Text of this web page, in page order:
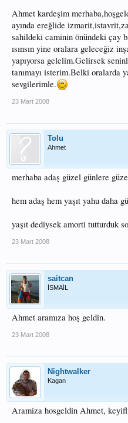
Ahmet kardeşim
ayında ereğlide
sahildeki caminin önündeki çay
ısınsın yine oralara geleceğiz
yapıyorsa gelelim.Gelirsek
tanımayı isterim.Belki oralarda
sevgilerimle.
23 Mart 2008
Tolu
Ahmet
merhaba adaş güzel günlere
hem adaş hem yaşıt yahu daha
yaşıt dediysek amorti tutturduk
23 Mart 2008
saitcan
İSMAİL
Ahmet aramıza hoş geldin.
23 Mart 2008
Nightwalker
Kagan
Aramiza hosgeldin Ahmet,